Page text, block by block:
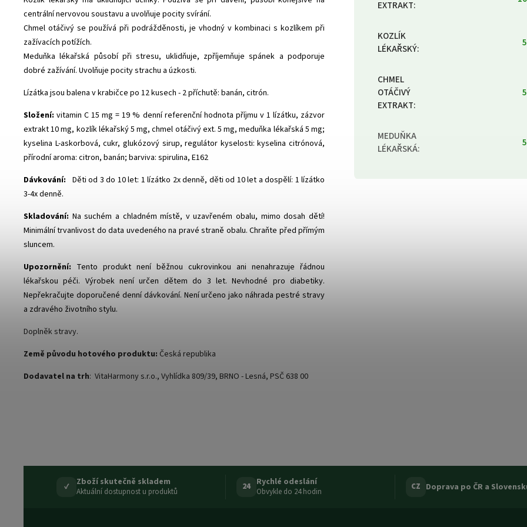
centrální nervovou soustavu a uvolňuje pocity svírání.
Chmel otáčivý se používá při podrážděnosti, je vhodný v kombinaci s kozlíkem při
zažívacích potížích.
Meduňka lékařská působí při stresu, uklidňuje, zpříjemňuje spánek a podporuje
dobré zažívání. Uvolňuje pocity strachu a úzkosti.
Lízátka jsou balena v krabičce po 12 kusech - 2 příchutě: banán, citrón.
Složení: vitamin C 15 mg = 19 % denní referenční hodnota příjmu v 1 lízátku, zázvor
extrakt 10 mg, kozlík lékařský 5 mg, chmel otáčivý ext. 5 mg, meduňka lékařská 5 mg;
kyselina L-askorbová, cukr, glukózový sirup, regulátor kyselosti: kyselina citrónová,
přírodní aroma: citron, banán; barviva: spirulina, E162
Dávkování: Děti od 3 do 10 let: 1 lízátko 2x denně, děti od 10 let a dospělí: 1 lízátko
3-4x denně.
Skladování: Na suchém a chladném místě, v uzavřeném obalu, mimo dosah dětí!
Minimální trvanlivost do data uvedeného na pravé straně obalu. Chraňte před přímým
sluncem.
Upozornění: Tento produkt není běžnou cukrovinkou ani nenahrazuje řádnou
lékařskou péči. Výrobek není určen dětem do 3 let. Nevhodné pro diabetiky.
Nepřekračujte doporučené denní dávkování. Není určeno jako náhrada pestré stravy
a zdravého životního stylu.
Doplněk stravy.
Země původu hotového produktu: Česká republika
Dodavatel na trh: VitaHarmony s.r.o., Vyhlídka 809/39, BRNO - Lesná, PSČ 638 00
EXTRAKT:
KOZLÍK
LÉKAŘSKÝ:
CHMEL
OTÁČIVÝ
EXTRAKT:
MEDUŇKA
LÉKAŘSKÁ:
✓ Zboží skutečně skladem
Aktuální dostupnost u produktů 24 Rychlé odeslání
Obvykle do 24 hodin CZ Doprava po ČR a